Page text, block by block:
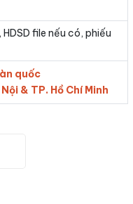
file nếu có, phiếu
quốc
& TP. Hồ Chí Minh